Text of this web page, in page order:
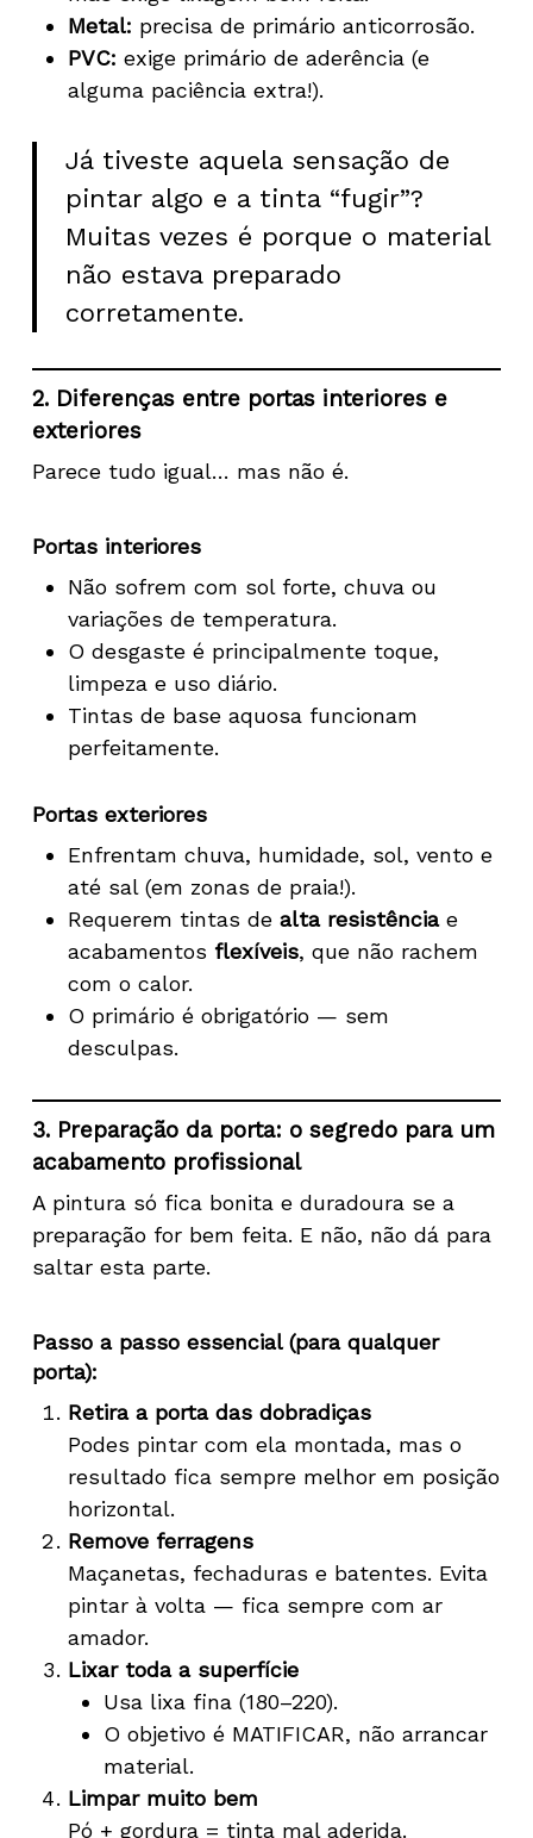
Metal: precisa de primário anticorrosão.
PVC: exige primário de aderência (e
alguma paciência extra!).
Já tiveste aquela sensação de
pintar algo e a tinta “fugir”?
Muitas vezes é porque o material
não estava preparado
corretamente.
2. Diferenças entre portas interiores e
exteriores
Parece tudo igual… mas não é.
Portas interiores
Não sofrem com sol forte, chuva ou
variações de temperatura.
O desgaste é principalmente toque,
limpeza e uso diário.
Tintas de base aquosa funcionam
perfeitamente.
Portas exteriores
Enfrentam chuva, humidade, sol, vento e
até sal (em zonas de praia!).
Requerem tintas de alta resistênciae
acabamentos flexíveis, que não rachem
com o calor.
O primário é obrigatório — sem
desculpas.
3. Preparação da porta: o segredo para um
acabamento profissional
A pintura só fica bonita e duradoura se a
preparação for bem feita. E não, não dá para
saltar esta parte.
Passo a passo essencial (para qualquer
porta):
Retira a porta das dobradiças
Podes pintar com ela montada, mas o
resultado fica sempre melhor em posição
horizontal.
Remove ferragens
Maçanetas, fechaduras e batentes. Evita
pintar à volta — fica sempre com ar
amador.
Lixar toda a superfície
Usa lixa fina (180–220).
O objetivo é MATIFICAR, não arrancar
material.
Limpar muito bem
Pó + gordura = tinta mal aderida.